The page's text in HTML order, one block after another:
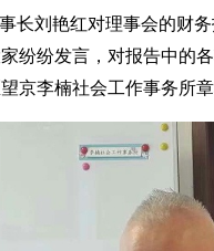
长刘艳红对理事会的财
纷纷发言，对报告中的
京李楠社会工作事务所章